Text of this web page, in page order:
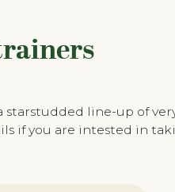
starstudded line-up of
if you are intested in